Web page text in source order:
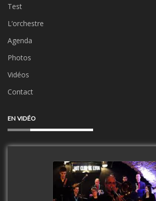
Test
L’orchestre
Agenda
Photos
Vidéos
Contact
EN VIDÉO
Clip Only Big Band 2019
watch video